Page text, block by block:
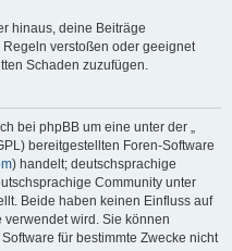
hinaus, deine Beiträge
verstoßen oder geeignet
Schaden zuzufügen.
bei phpBB um eine unter der „
bereitgestellten Foren-Software
) handelt; deutschsprachige
Community unter
Beide haben keinen Einfluss auf
verwendet wird. Sie können
für bestimmte Zwecke nicht